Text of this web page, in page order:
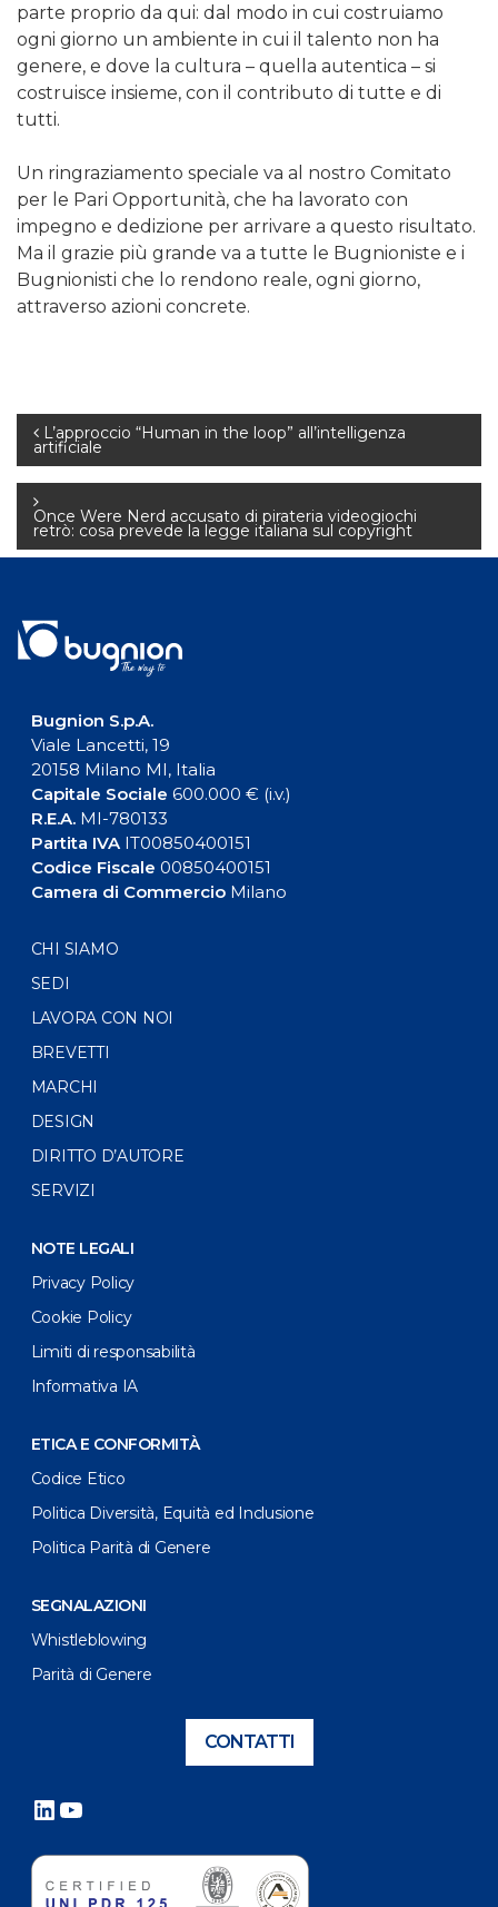
parte proprio da qui: dal modo in cui costruiamo
ogni giorno un ambiente in cui il talento non ha
genere, e dove la cultura – quella autentica – si
costruisce insieme, con il contributo di tutte e di
tutti.
Un ringraziamento speciale va al nostro Comitato
per le Pari Opportunità, che ha lavorato con
impegno e dedizione per arrivare a questo risultato.
Ma il grazie più grande va a tutte le Bugnioniste e i
Bugnionisti che lo rendono reale, ogni giorno,
attraverso azioni concrete.
Navigazione
articoli
L’approccio “Human in the loop” all’intelligenza
artificiale
Once Were Nerd accusato di pirateria videogiochi
retrò: cosa prevede la legge italiana sul copyright
Bugnion S.p.A.
Viale Lancetti, 19
20158 Milano MI, Italia
Capitale Sociale 600.000 € (i.v.)
R.E.A.MI-780133
Partita IVAIT00850400151
Codice Fiscale 00850400151
Camera di CommercioMilano
CHI SIAMO
SEDI
LAVORA CON NOI
BREVETTI
MARCHI
DESIGN
DIRITTO D’AUTORE
SERVIZI
NOTE LEGALI
Privacy Policy
Cookie Policy
Limiti di responsabilità
Informativa IA
ETICA E CONFORMITÀ
Codice Etico
Politica Diversità, Equità ed Inclusione
Politica Parità di Genere
SEGNALAZIONI
Whistleblowing
Parità di Genere
CONTATTI
LinkedIn
YouTube